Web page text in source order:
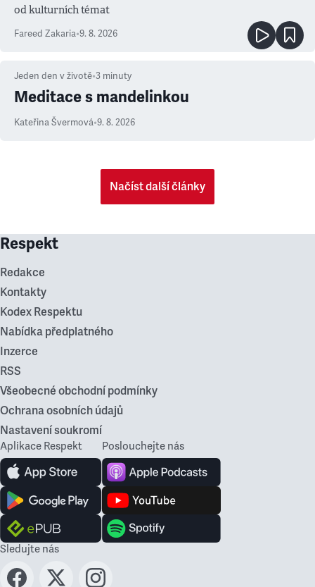
od kulturních témat
Fareed Zakaria•9. 8. 2026
Jeden den v životě•3 minuty
Meditace s mandelinkou
Kateřina Švermová•9. 8. 2026
Načíst další články
Respekt
Redakce
Kontakty
Kodex Respektu
Nabídka předplatného
Inzerce
RSS
Všeobecné obchodní podmínky
Ochrana osobních údajů
Nastavení soukromí
Aplikace Respekt Poslouchejte nás
Sledujte nás